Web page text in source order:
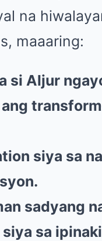
na
maaaring:
si Aljur
siya sa
sadyang
sa